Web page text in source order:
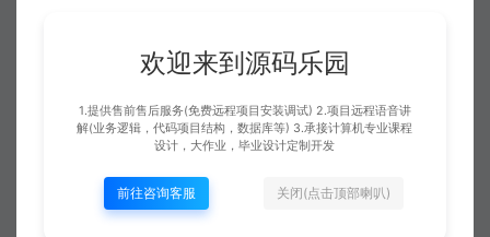
数据分析
欢迎来到源码乐园
1.提供售前售后服务(免费远程项目安装调试) 2.项目远程语音讲
解(业务逻辑，代码项目结构，数据库等) 3.承接计算机专业课程
设计，大作业，毕业设计定制开发
前往咨询客服 关闭(点击顶部喇叭)